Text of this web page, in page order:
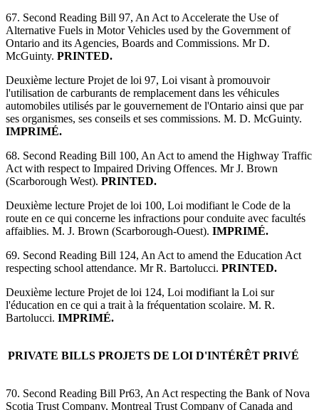
67. Second Reading Bill 97, An Act to Accelerate the Use of
Alternative Fuels in Motor Vehicles used by the Government of
Ontario and its Agencies, Boards and Commissions. Mr D.
McGuinty. PRINTED.
Deuxième lecture Projet de loi 97, Loi visant à promouvoir
l'utilisation de carburants de remplacement dans les véhicules
automobiles utilisés par le gouvernement de l'Ontario ainsi que par
ses organismes, ses conseils et ses commissions. M. D. McGuinty.
IMPRIMÉ.
68. Second Reading Bill 100, An Act to amend the Highway Traffic
Act with respect to Impaired Driving Offences. Mr J. Brown
(Scarborough West). PRINTED.
Deuxième lecture Projet de loi 100, Loi modifiant le Code de la
route en ce qui concerne les infractions pour conduite avec facultés
affaiblies. M. J. Brown (Scarborough-Ouest). IMPRIMÉ.
69. Second Reading Bill 124, An Act to amend the Education Act
respecting school attendance. Mr R. Bartolucci. PRINTED.
Deuxième lecture Projet de loi 124, Loi modifiant la Loi sur
l'éducation en ce qui a trait à la fréquentation scolaire. M. R.
Bartolucci. IMPRIMÉ.
PRIVATE BILLS PROJETS DE LOI D'INTÉRÊT PRIVÉ
70. Second Reading Bill Pr63, An Act respecting the Bank of Nova
Scotia Trust Company, Montreal Trust Company of Canada and